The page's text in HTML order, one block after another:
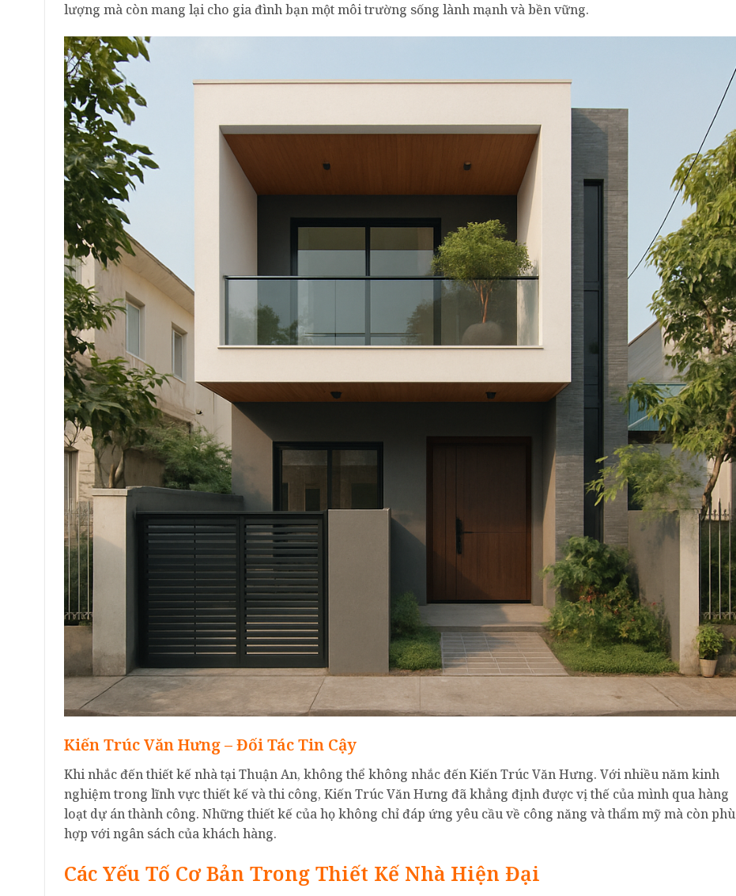
lượng mà còn mang lại cho gia đình bạn một môi trường sống lành mạnh và bền vững.
Kiến Trúc Văn Hưng – Đối Tác Tin Cậy
Khi nhắc đến thiết kế nhà tại Thuận An, không thể không nhắc đến Kiến Trúc Văn Hưng. Với nhiều năm kinh
nghiệm trong lĩnh vực thiết kế và thi công, Kiến Trúc Văn Hưng đã khẳng định được vị thế của mình qua hàng
loạt dự án thành công. Những thiết kế của họ không chỉ đáp ứng yêu cầu về công năng và thẩm mỹ mà còn phù
hợp với ngân sách của khách hàng.
Các Yếu Tố Cơ Bản Trong Thiết Kế Nhà Hiện Đại